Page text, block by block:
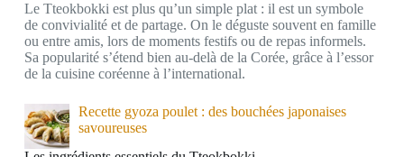
Le Tteokbokki est plus qu’un simple plat : il est un symbole
de convivialité et de partage. On le déguste souvent en famille
ou entre amis, lors de moments festifs ou de repas informels.
Sa popularité s’étend bien au-delà de la Corée, grâce à l’essor
de la cuisine coréenne à l’international.
Recette gyoza poulet : des bouchées japonaises
savoureuses